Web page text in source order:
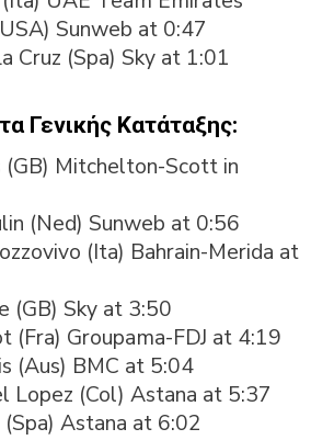
Sunweb at 0:47
Cruz (Spa) Sky at 1:01
Γενικής Κατάταξης:
(GB) Mitchelton-Scott in
(Ned) Sunweb at 0:56
(Ita) Bahrain-Merida at
(GB) Sky at 3:50
(Fra) Groupama-FDJ at 4:19
(Aus) BMC at 5:04
Lopez (Col) Astana at 5:37
Astana at 6:02